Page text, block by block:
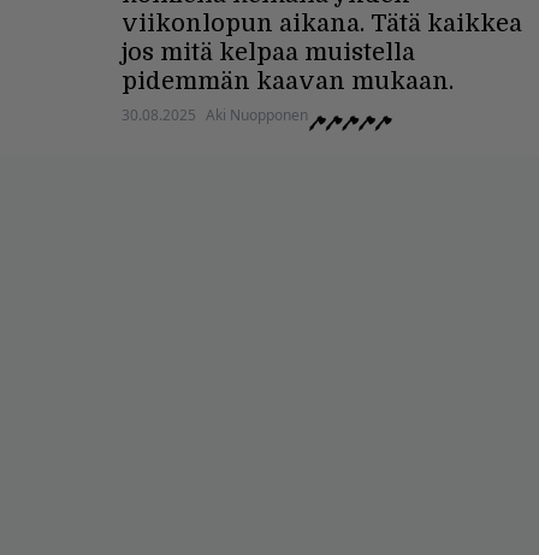
viikonlopun aikana. Tätä kaikkea
jos mitä kelpaa muistella
pidemmän kaavan mukaan.
30.08.2025 Aki Nuopponen